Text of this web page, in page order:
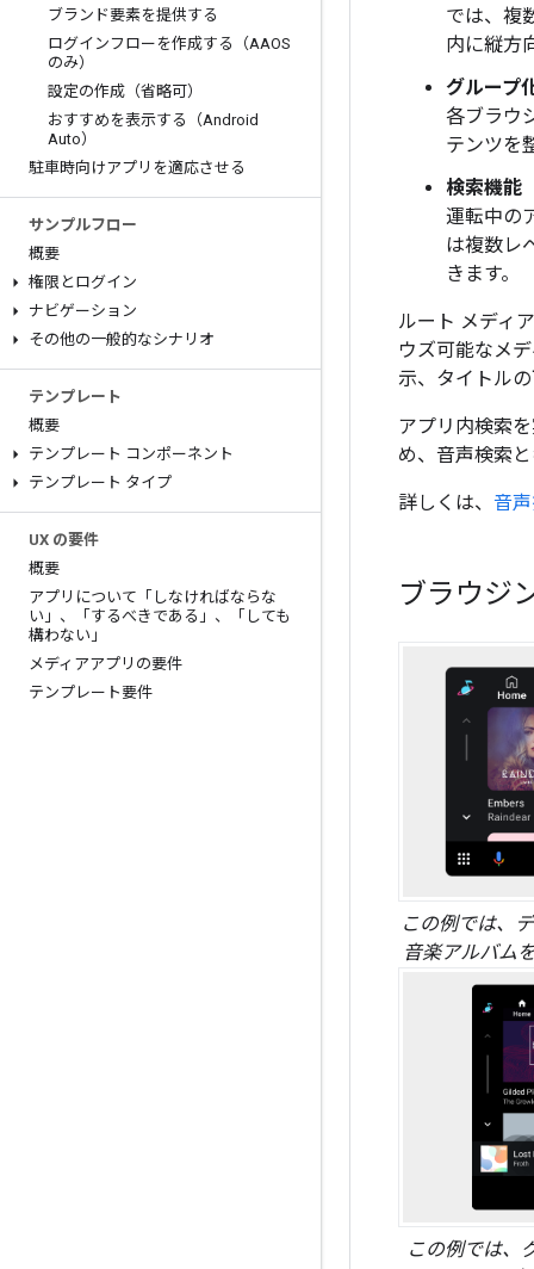
ブランド要素を提供する
ログインフローを作成する（AAOS
のみ）
設定の作成（省略可）
おすすめを表示する（Android
Auto）
駐車時向けアプリを適応させる
サンプルフロー
概要
権限とログイン
ナビゲーション
その他の一般的なシナリオ
テンプレート
概要
テンプレート コンポーネント
テンプレート タイプ
UX の要件
概要
アプリについて「しなければならな
い」、「するべきである」、「しても
構わない」
メディアアプリの要件
テンプレート要件
では、複
内に縦方
グループ
各ブラウ
テンツを
検索機能
運転中の
は複数レ
きます。
ルート メディ
ウズ可能なメ
示、タイトル
アプリ内検索
め、音声検索
詳しくは、 音
ブラウジ
この例では、
音楽アルバム
この例では、